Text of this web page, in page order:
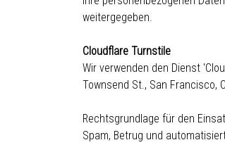
weitergegeben.
Cloudflare Turnstile
Wir verwenden den Dienst
Townsend St., San Francisco,
Rechtsgrundlage für den
Spam, Betrug und